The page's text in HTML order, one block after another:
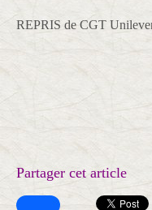
REPRIS de CGT
Partager cet article